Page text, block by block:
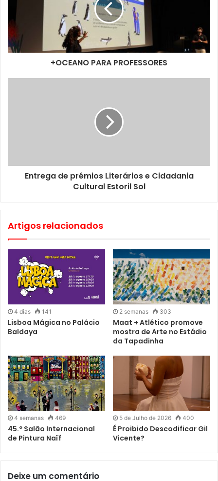
Escultura – Abílio Febra, Carlos Ramos, Filipe Curado,
Jorge Pé-Curto, Marius Moraru, Ricardo Gigante e
Rogério Timóteo.
O Casino Estoril abre às 15h00 e encerra às 03h00. Por
imperativo legal, o acesso à Galeria de Arte é reservado
+OCEANO PARA PROFESSORES
Entrega de prémios Literários e Cidadania
Cultural Estoril Sol
Artigos relacionados
4 dias 141
Lisboa Mágica no Palácio
Baldaya
2 semanas 303
Maat + Atlético promove
mostra de Arte no Estádio
da Tapadinha
4 semanas 469
45.º Salão Internacional
de Pintura Naïf
5 de Julho de 2026 400
É Proibido Descodificar Gil
Vicente?
Deixe um comentário